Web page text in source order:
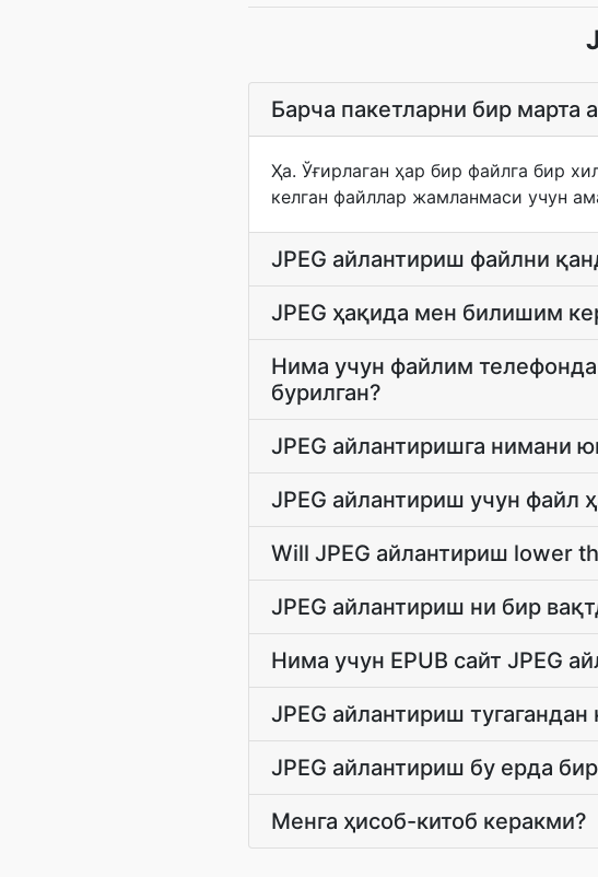
Барча пакетларни бир
Ҳа. Ўғирлаган ҳар бир файлга бир
келган файллар жамланмаси учун
JPEG айлантириш файлни
JPEG ҳақида мен билишим
Нима учун файлим
бурилган?
JPEG айлантиришга нимани
JPEG айлантириш учун файл
Will JPEG айлантириш lower
JPEG айлантириш ни бир
Нима учун EPUB сайт JPEG
JPEG айлантириш
JPEG айлантириш бу ерда
Менга ҳисоб-китоб керакми?